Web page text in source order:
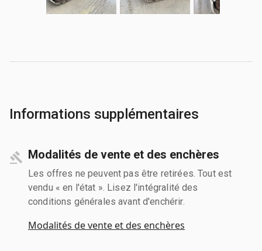
Informations supplémentaires
Modalités de vente et des enchères
Les offres ne peuvent pas être retirées. Tout est
vendu « en l'état ». Lisez l'intégralité des
conditions générales avant d'enchérir.
Modalités de vente et des enchères